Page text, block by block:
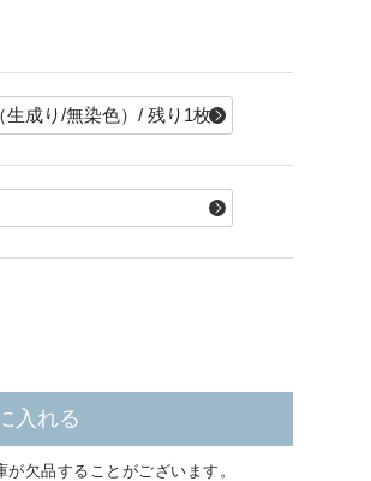
入れる
が欠品することがございます。